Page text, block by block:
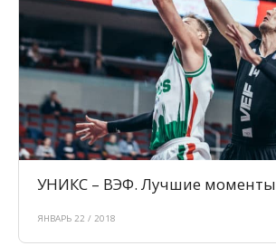
УНИКС – ВЭФ. Лучшие моменты
ЯНВАРЬ 22 / 2018